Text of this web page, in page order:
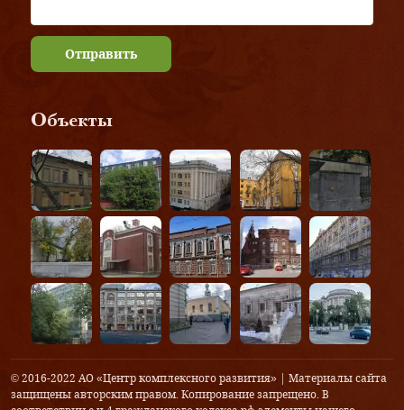
Отправить
Объекты
© 2016-2022 АО «Центр комплексного развития» | Материалы сайта
защищены авторским правом. Копирование запрещено. В